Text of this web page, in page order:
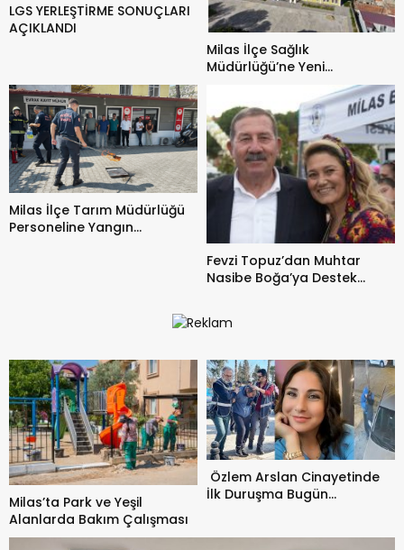
LGS YERLEŞTİRME SONUÇLARI
AÇIKLANDI
Milas İlçe Sağlık
Müdürlüğü’ne Yeni
Milas İlçe Tarım Müdürlüğü
Personeline Yangın
Fevzi Topuz’dan Muhtar
Nasibe Boğa’ya Destek
Milas’ta Park ve Yeşil
Alanlarda Bakım Çalışması
Özlem Arslan Cinayetinde
İlk Duruşma Bugün